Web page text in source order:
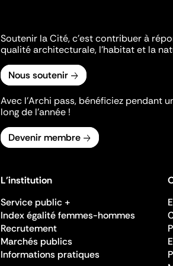
Soutenir la Cité, c'est contribuer à
qualité architecturale, l'habitat et la
Nous soutenir
Avec l’Archi pass, bénéficiez pendant
long de l’année !
Devenir membre
L'institution
Service public +
Index égalité femmes-hommes
Recrutement
Marchés publics
Informations pratiques